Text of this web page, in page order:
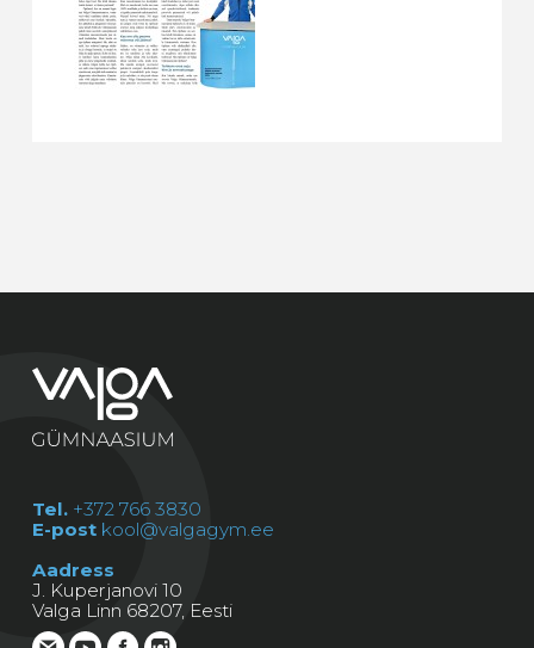
Tel. +372 766 3830
E-post kool@valgagym.ee
Aadress
J. Kuperjanovi 10
Valga Linn 68207, Eesti